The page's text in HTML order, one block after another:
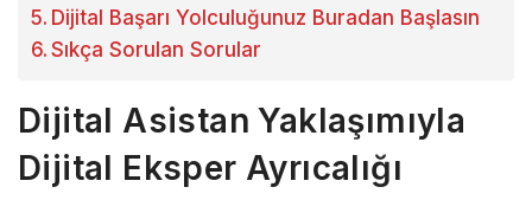
Dijital Başarı Yolculuğunuz Buradan Başlasın
Sıkça Sorulan Sorular
Dijital Asistan Yaklaşımıyla
Dijital Eksper Ayrıcalığı